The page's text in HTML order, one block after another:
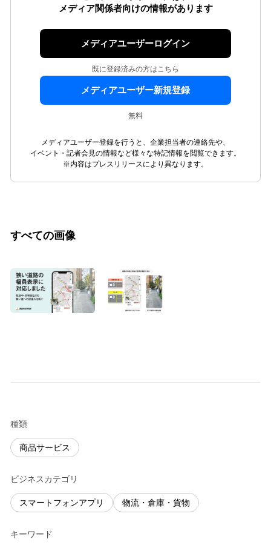
メディア関係者向けの情報があります
メディアユーザーログイン
既に登録済みの方はこちら
メディアユーザー新規登録
無料
メディアユーザー登録を行うと、企業担当者の連絡先や、
イベント・記者会見の情報など様々な特記情報を閲覧できます。
※内容はプレスリリースにより異なります。
すべての画像
種類
商品サービス
ビジネスカテゴリ
スマートフォンアプリ 物流・倉庫・貨物
キーワード